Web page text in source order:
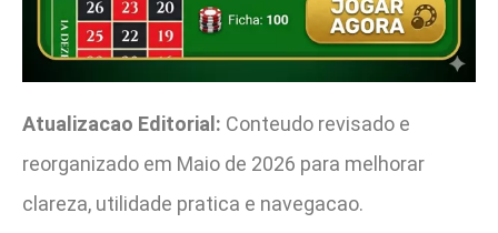
Atualizacao Editorial: Conteudo revisado e
reorganizado em Maio de 2026 para melhorar
clareza, utilidade pratica e navegacao.